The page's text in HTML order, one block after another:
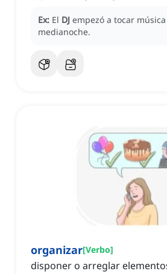
Ex: El DJ empezó a tocar
medianoche.
organizar[Verbo]
disponer o arreglar